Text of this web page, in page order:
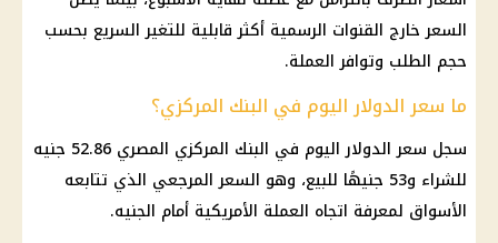
السعر خارج القنوات الرسمية أكثر قابلية للتغير السريع بحسب
حجم الطلب وتوافر العملة.
ما سعر الدولار اليوم في البنك المركزي؟
سجل سعر الدولار اليوم في البنك المركزي المصري
52.86 جنيه
للشراء و53 جنيهًا للبيع، وهو السعر المرجعي الذي تتابعه
الأسواق لمعرفة اتجاه العملة الأمريكية أمام الجنيه.